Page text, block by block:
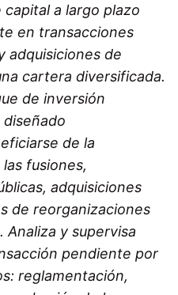
a largo plazo
en transacciones
adquisiciones de
cartera diversificada.
de inversión
de la
fusiones,
adquisiciones
de reorganizaciones
y supervisa
pendiente por
reglamentación,